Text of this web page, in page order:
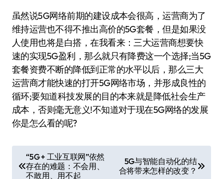
虽然说5G网络前期的建设成本会很高，运营商为了
维持运营也不得不推出高价的5G套餐，但是如果没
人使用也将是白搭，在我看来：三大运营商想要快
速的实现5G盈利，那么就只有降费这一个选择;当5G
套餐资费不断的降低到正常的水平以后，那么三大
运营商才能快速的打开5G网络市场，并形成良性的
循环;要知道科技发展的目的本来就是降低社会生产
成本，否则毫无意义!不知道对于现在5G网络的发展
你是怎么看的呢?
章
“5G + 工业互联网”依然
存在的难题：不会用、
不敢用、用不起
5G与智能自动化的结
合将带来怎样的改变？